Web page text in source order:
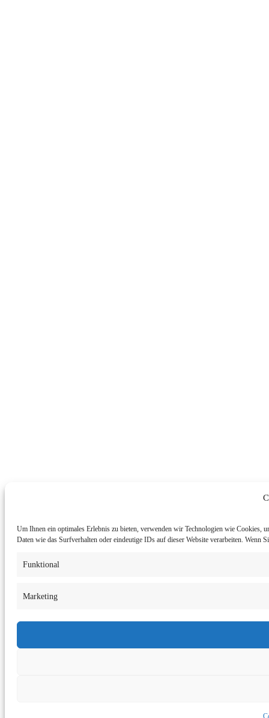
Um Ihnen ein optimales Erlebnis zu bieten, verwenden wir Technologien wie Cookies,
Daten wie das Surfverhalten oder eindeutige IDs auf dieser Website verarbeiten.
Funktional
Marketing